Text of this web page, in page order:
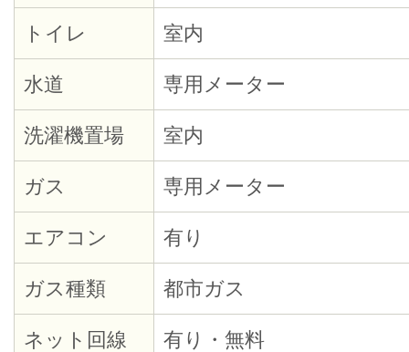
トイレ 室内
水道 専用メーター
洗濯機置場 室内
ガス 専用メーター
エアコン 有り
ガス種類 都市ガス
ネット回線 有り・無料